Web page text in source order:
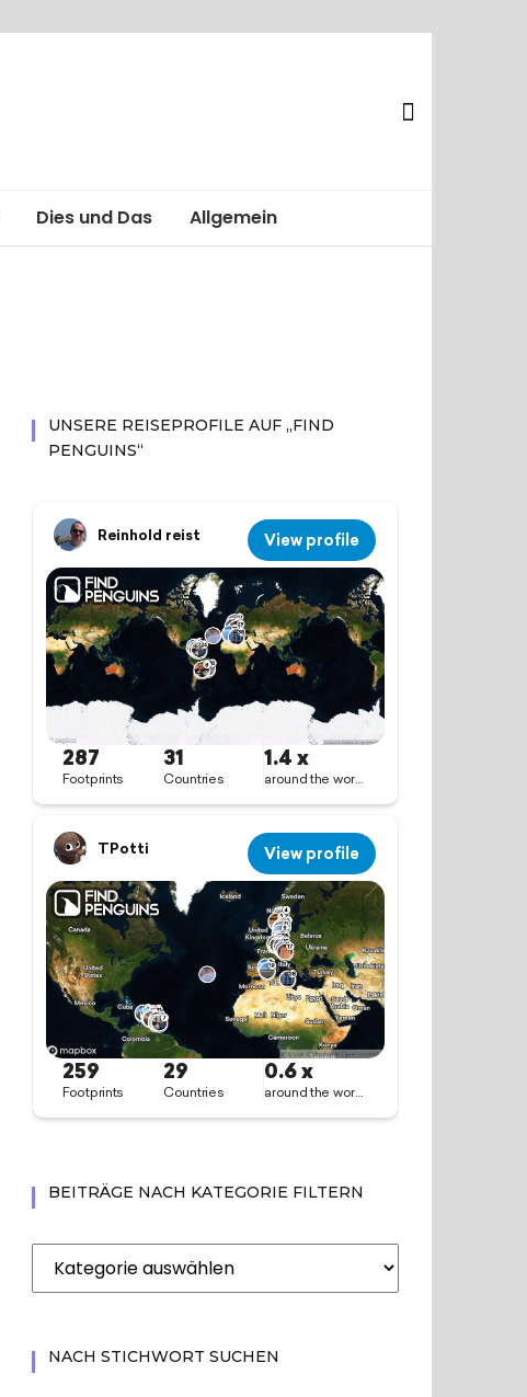
Dies und Das Allgemein
UNSERE REISEPROFILE AUF „FIND
PENGUINS“
BEITRÄGE NACH KATEGORIE FILTERN
nach
NACH STICHWORT SUCHEN